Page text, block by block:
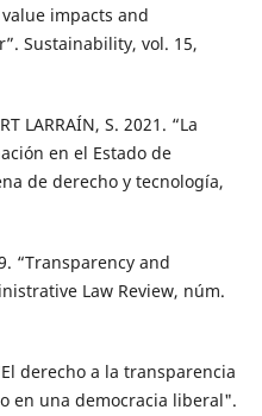
impacts and
Sustainability, vol. 15,
LARRAÍN, S. 2021. “La
en el Estado de
de derecho y tecnología,
“Transparency and
Law Review, núm.
derecho a la transparencia
en una democracia liberal".